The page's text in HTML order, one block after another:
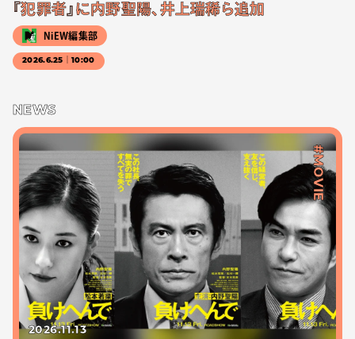
『犯罪者』に内野聖陽、井上瑞稀ら追加
NiEW編集部
2026.6.25｜10:00
NEWS
#MOVIE
2026.11.13